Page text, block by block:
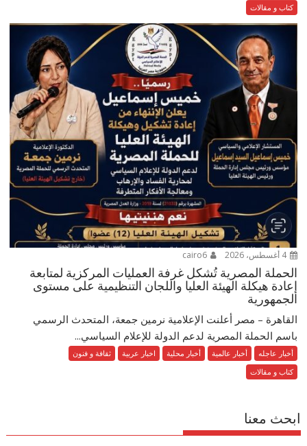
كتاب و مقالات
4 أغسطس، 2026 cairo6
الحملة المصرية تُشكل غرفة العمليات المركزية لمتابعة
إعادة هيكلة الهيئة العليا واللجان التنظيمية على مستوى
الجمهورية
القاهرة – مصر أعلنت الإعلامية نرمين جمعة، المتحدث الرسمي
باسم الحملة المصرية لدعم الدولة للإعلام السياسي...
أخبار عاجله أخبار عالمية أخبار محلية اخبار عربية
ثقافة و فنون
كتاب و مقالات
ابحث معنا